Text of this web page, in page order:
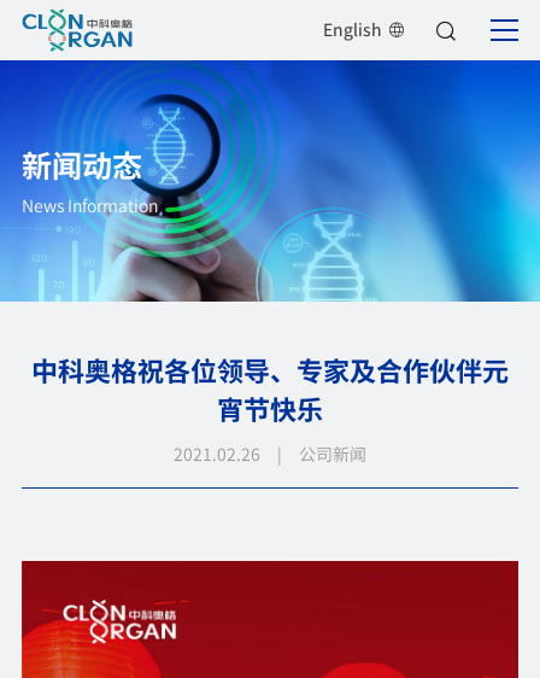
English
新闻动态
News Information
中科奥格祝各位领导、专家及合作伙伴元
宵节快乐
2021.02.26 | 公司新闻